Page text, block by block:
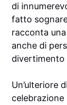
di
fatto
racconta
anche di
divertimento
Un’ulteriore
celebrazione